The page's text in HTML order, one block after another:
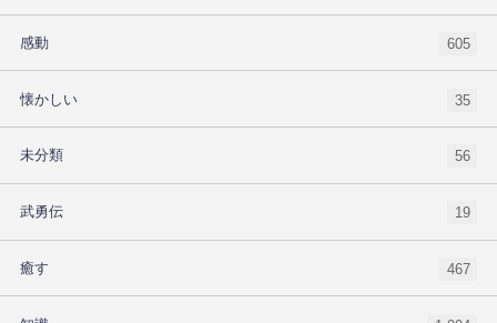
感動 605
懐かしい 35
未分類 56
武勇伝 19
癒す 467